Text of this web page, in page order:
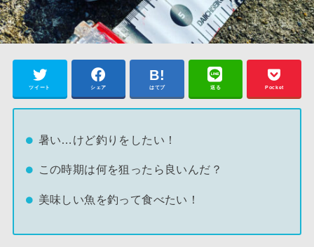
ツイート シェア はてブ 送る Pocket
暑い…けど釣りをしたい！
この時期は何を狙ったら良いんだ？
美味しい魚を釣って食べたい！